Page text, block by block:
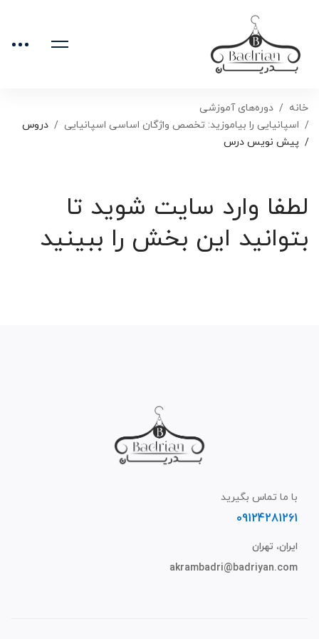
خانه
دوره‌های آموزشی
اسپانیایی را بیاموزید: تخصص واژگان اساسی اسپانیایی
دروس
پیش نویس درس
لطفا وارد سایت شوید تا
بتوانید این بخش را ببینید
با ما تماس بگیرید
09124281261
ایران، تهران
akrambadri@badriyan.com